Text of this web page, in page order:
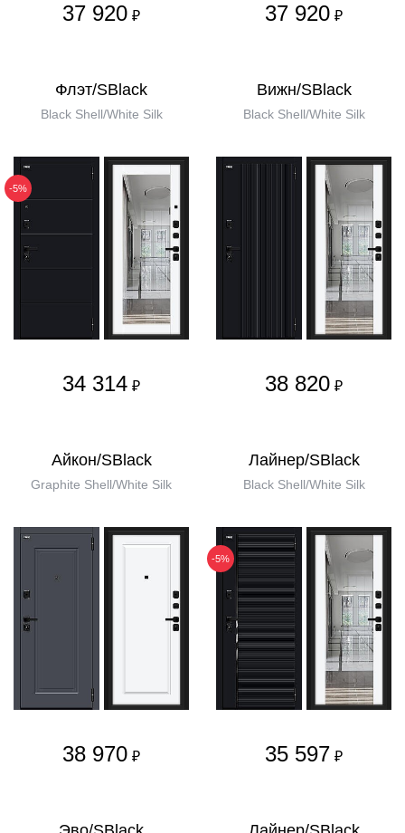
37 920 ₽ 37 920 ₽
Флэт/SBlack
Black Shell/White Silk
-5%
34 314 ₽
Вижн/SBlack
Black Shell/White Silk
38 820 ₽
Айкон/SBlack
Graphite Shell/White Silk
38 970 ₽
Лайнер/SBlack
Black Shell/White Silk
-5%
35 597 ₽